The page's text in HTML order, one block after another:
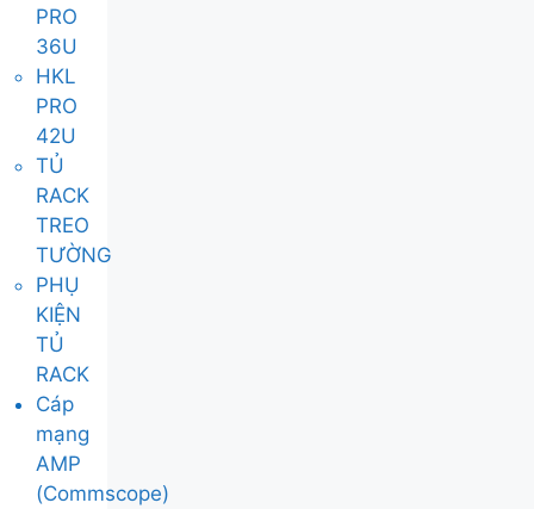
PRO
36U
HKL
PRO
42U
TỦ
RACK
TREO
TƯỜNG
PHỤ
KIỆN
TỦ
RACK
Cáp
mạng
AMP
(Commscope)